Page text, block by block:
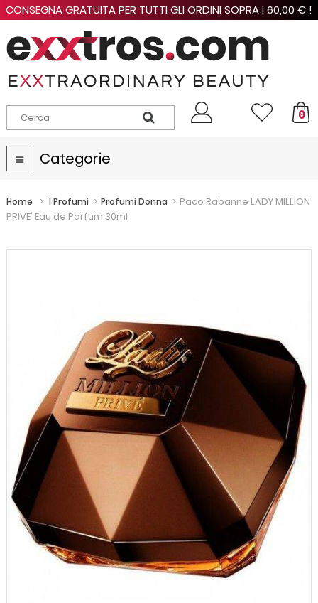
CONSEGNA GRATUITA PER TUTTI GLI ORDINI SOPRA I 60,00 € !
0
Navigazione
Toggle
Categorie
Home > I Profumi > Profumi Donna > Paco Rabanne LADY MILLION
PRIVE' Eau de Parfum 30ml